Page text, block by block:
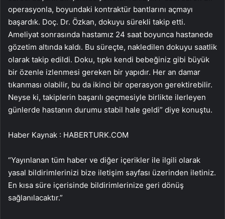
operasyonla, boyundaki kontraktür bantlarını açmayı
başardık. Doç. Dr. Özkan, dokuyu sürekli takip etti.
Ameliyat sonrasında hastamız 24 saat boyunca hastanede
gözetim altında kaldı. Bu süreçte, nakledilen dokuyu saatlik
olarak takip edildi. Doku, tıpkı kendi bebeğiniz gibi büyük
bir özenle izlenmesi gereken bir yapıdır. Her an damar
tıkanması olabilir, bu da ikinci bir operasyon gerektirebilir.
Neyse ki, takiplerin başarılı geçmesiyle birlikte ilerleyen
günlerde hastanın durumu stabil hale geldi” diye konuştu.
Haber Kaynak : HABERTURK.COM
“Yayınlanan tüm haber ve diğer içerikler ile ilgili olarak
yasal bildirimlerinizi bize iletişim sayfası üzerinden iletiniz.
En kısa süre içerisinde bildirimlerinize geri dönüş
sağlanılacaktır.”